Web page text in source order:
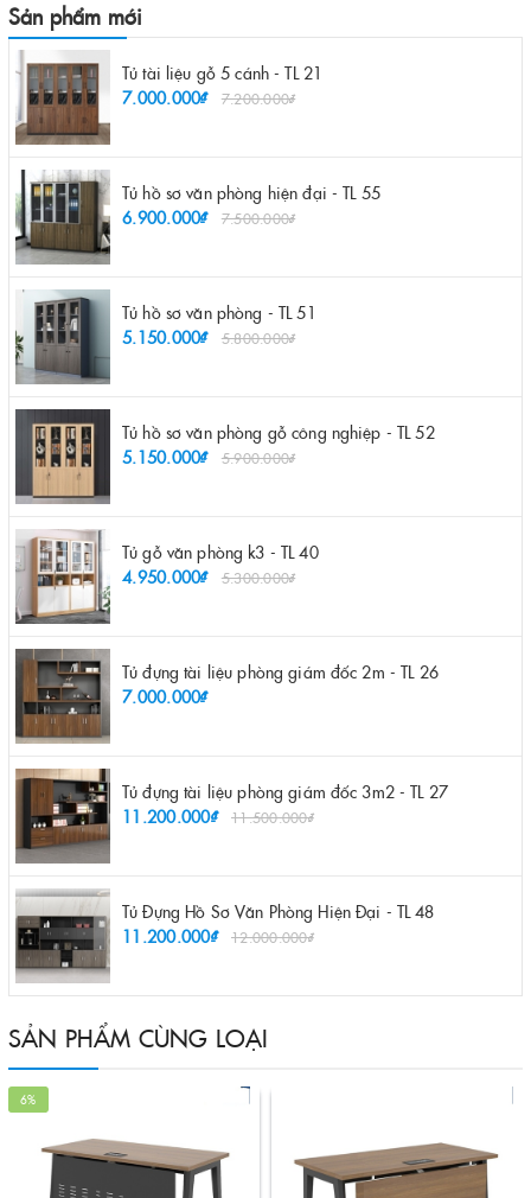
Sản phẩm mới
Tủ tài liệu gỗ 5 cánh - TL 21
7.000.000₫
7.200.000₫
Tủ hồ sơ văn phòng hiện đại - TL 55
6.900.000₫
7.500.000₫
Tủ hồ sơ văn phòng - TL 51
5.150.000₫
5.800.000₫
Tủ hồ sơ văn phòng gỗ công nghiệp - TL 52
5.150.000₫
5.900.000₫
Tủ gỗ văn phòng k3 - TL 40
4.950.000₫
5.300.000₫
Tủ đựng tài liệu phòng giám đốc 2m - TL 26
7.000.000₫
Tủ đựng tài liệu phòng giám đốc 3m2 - TL 27
11.200.000₫
11.500.000₫
Tủ Đựng Hồ Sơ Văn Phòng Hiện Đại - TL 48
11.200.000₫
12.000.000₫
SẢN PHẨM CÙNG LOẠI
6%